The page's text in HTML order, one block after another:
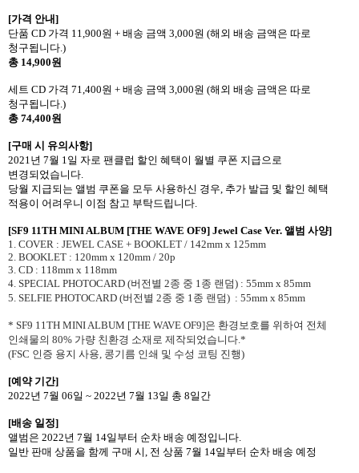
[가격 안내]
단품 CD 가격 11,900원 + 배송 금액 3,000원 (해외 배송 금액은 따로
청구됩니다.)
총 14,900원
세트 CD 가격 71,400원 + 배송 금액 3,000원 (해외 배송 금액은 따로
청구됩니다.)
총 74,400원
[구매 시 유의사항]
2021년 7월 1일 자로 팬클럽 할인 혜택이 월별 쿠폰 지급으로
변경되었습니다.
당월 지급되는 앨범 쿠폰을 모두 사용하신 경우, 추가 발급 및 할인 혜택
적용이 어려우니 이점 참고 부탁드립니다.
[SF9 11TH MINI ALBUM [THE WAVE OF9] Jewel Case Ver. 앨범 사양]
1. COVER : JEWEL CASE + BOOKLET / 142mm x 125mm
2. BOOKLET : 120mm x 120mm / 20p
3. CD : 118mm x 118mm
4. SPECIAL PHOTOCARD (버전별 2종 중 1종 랜덤) : 55mm x 85mm
5. SELFIE PHOTOCARD (버전별 2종 중 1종 랜덤) : 55mm x 85mm
* SF9 11TH MINI ALBUM [THE WAVE OF9]은 환경보호를 위하여 전체
인쇄물의 80% 가량 친환경 소재로 제작되었습니다.*
(FSC 인증 용지 사용, 콩기름 인쇄 및 수성 코팅 진행)
[예약 기간]
2022년 7월 06일 ~ 2022년 7월 13일 총 8일간
[배송 일정]
앨범은 2022년 7월 14일부터 순차 배송 예정입니다.
일반 판매 상품을 함께 구매 시, 전 상품 7월 14일부터 순차 배송 예정